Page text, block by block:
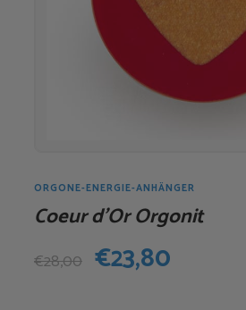
ORGONE-ENERGIE-ANHÄNGER
Coeur d’Or Orgonit
€28,00 Ursprünglicher
€23,80